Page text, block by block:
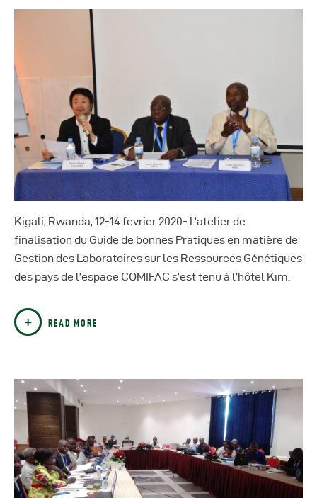
Kigali, Rwanda, 12-14 fevrier 2020- L’atelier de
finalisation du Guide de bonnes Pratiques en matière de
Gestion des Laboratoires sur les Ressources Génétiques
des pays de l’espace COMIFAC s’est tenu à l’hôtel Kim.
READ MORE